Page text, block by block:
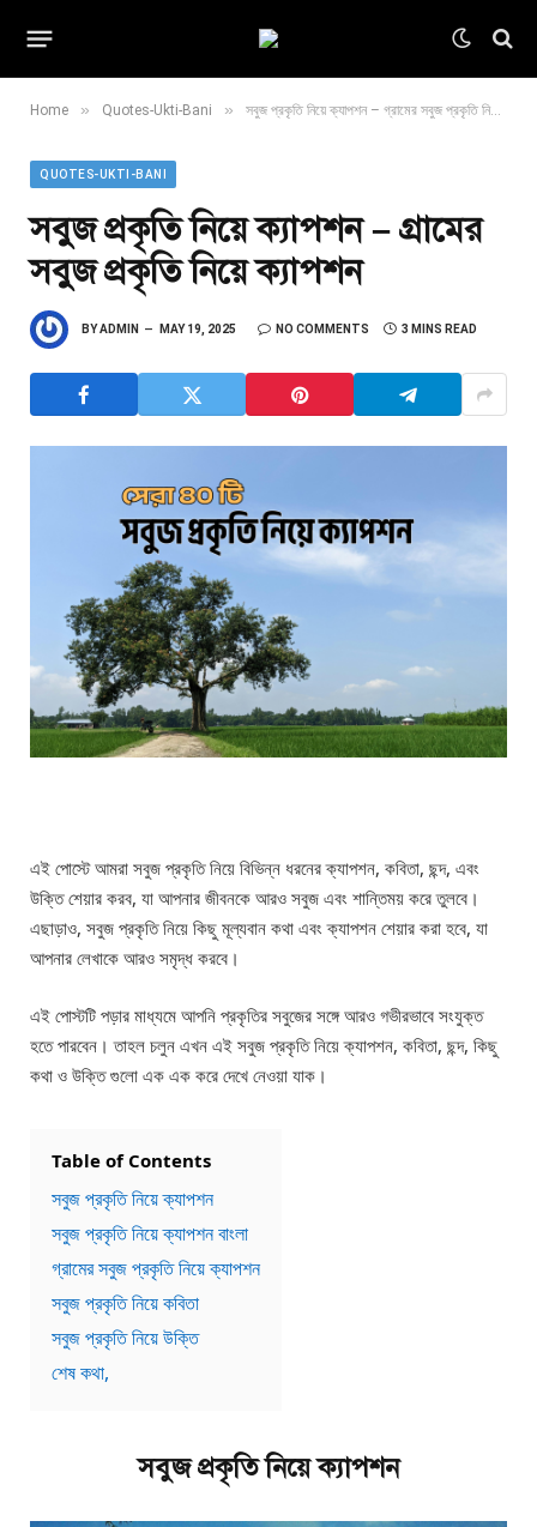
Home » Quotes-Ukti-Bani » সবুজ প্রকৃতি নিয়ে ক্যাপশন – গ্রামের সবুজ প্রকৃতি নিয়ে ক্যাপশন
QUOTES-UKTI-BANI
সবুজ প্রকৃতি নিয়ে ক্যাপশন – গ্রামের
সবুজ প্রকৃতি নিয়ে ক্যাপশন
BYADMIN MAY 19, 2025 NO COMMENTS 3 MINS READ
এই পোস্টে আমরা সবুজ প্রকৃতি নিয়ে বিভিন্ন ধরনের ক্যাপশন, কবিতা, ছন্দ, এবং
উক্তি শেয়ার করব, যা আপনার জীবনকে আরও সবুজ এবং শান্তিময় করে তুলবে।
এছাড়াও, সবুজ প্রকৃতি নিয়ে কিছু মূল্যবান কথা এবং ক্যাপশন শেয়ার করা হবে, যা
আপনার লেখাকে আরও সমৃদ্ধ করবে।
এই পোস্টটি পড়ার মাধ্যমে আপনি প্রকৃতির সবুজের সঙ্গে আরও গভীরভাবে সংযুক্ত
হতে পারবেন। তাহল চলুন এখন এই সবুজ প্রকৃতি নিয়ে ক্যাপশন, কবিতা, ছন্দ, কিছু
কথা ও উক্তি গুলো এক এক করে দেখে নেওয়া যাক।
Table of Contents
সবুজ প্রকৃতি নিয়ে ক্যাপশন
সবুজ প্রকৃতি নিয়ে ক্যাপশন বাংলা
গ্রামের সবুজ প্রকৃতি নিয়ে ক্যাপশন
সবুজ প্রকৃতি নিয়ে কবিতা
সবুজ প্রকৃতি নিয়ে উক্তি
শেষ কথা,
সবুজ প্রকৃতি নিয়ে ক্যাপশন